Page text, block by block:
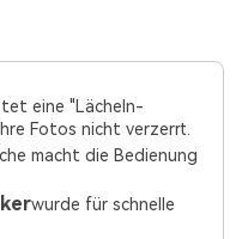
eine "Lächeln-
Fotos nicht verzerrt.
macht die Bedienung
wurde für schnelle